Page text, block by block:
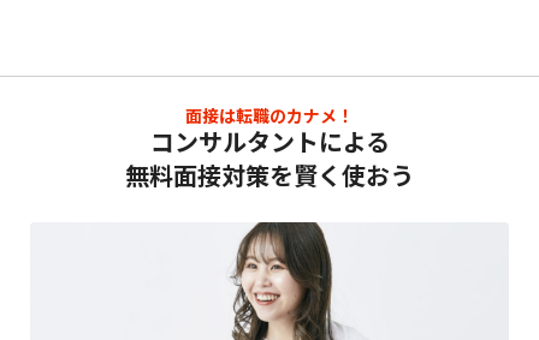
面接は転職のカナメ！
コンサルタントによる
無料面接対策を賢く使おう